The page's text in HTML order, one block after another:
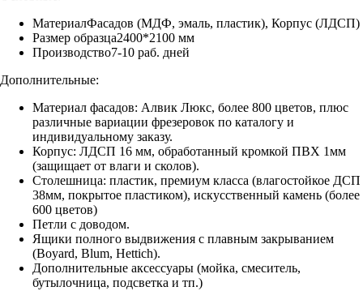
МатериалФасадов (МДФ, эмаль, пластик), Корпус (ЛДСП)
Размер образца2400*2100 мм
Производство7-10 раб. дней
Дополнительные:
Материал фасадов: Алвик Люкс, более 800 цветов, плюс
различные вариации фрезеровок по каталогу и
индивидуальному заказу.
Корпус: ЛДСП 16 мм, обработанный кромкой ПВХ 1мм
(защищает от влаги и сколов).
Столешница: пластик, премиум класса (влагостойкое ДСП
38мм, покрытое пластиком), искусственный камень (более
600 цветов)
Петли с доводом.
Ящики полного выдвижения с плавным закрыванием
(Boyard, Blum, Hettich).
Дополнительные аксессуары (мойка, смеситель,
бутылочница, подсветка и тп.)